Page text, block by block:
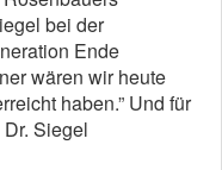
bei der
Ende
wären wir heute
haben.” Und für
Siegel